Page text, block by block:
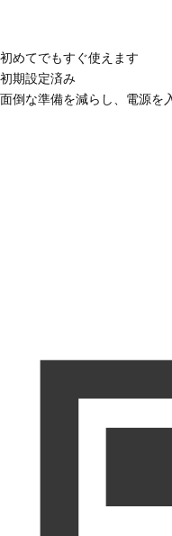
初めてでもすぐ使えます
初期設定済み
面倒な準備を減らし、電源を